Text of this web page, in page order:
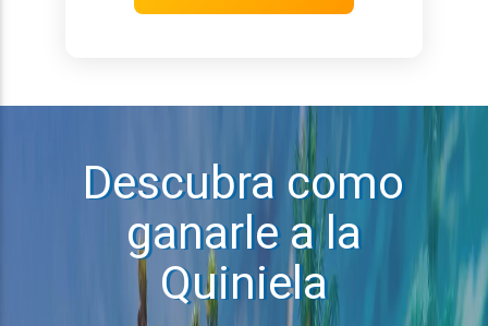
Descubra como
ganarle a la
Quiniela